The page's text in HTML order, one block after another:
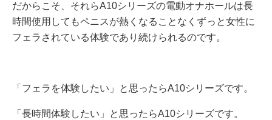
だからこそ、それらA10シリーズの電動オナホールは長
時間使用してもペニスが熱くなることなくずっと女性に
フェラされている体験であり続けられるのです。
「フェラを体験したい」と思ったらA10シリーズです。
「長時間体験したい」と思ったらA10シリーズです。